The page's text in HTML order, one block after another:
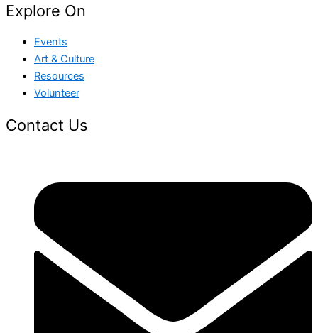
Explore On
Events
Art & Culture
Resources
Volunteer
Contact Us